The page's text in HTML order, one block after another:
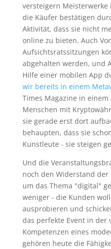
versteigern
die Käufer bestätigen
Aktivität, dass sie nicht
online zu bieten. Auch
Aufsichtsratssitzungen
abgehalten werden, und
Hilfe einer mobilen App
wir bereits in einem
Times Magazine in einem
Menschen mit
sie gerade erst dort
behaupten, dass sie
Kunstleute - sie steigen
Und die
noch den Widerstand der
um das Thema "digital"
weniger - die Kunden
ausprobieren und
das perfekte Event in der
Kompetenzen eines
gehören heute die